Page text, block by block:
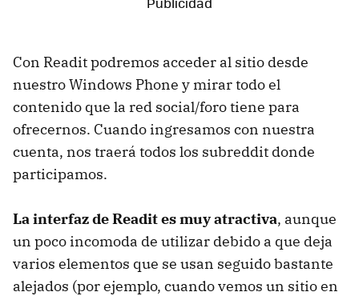
Con Readit podremos acceder al sitio desde
nuestro Windows Phone y mirar todo el
contenido que la red social/foro tiene para
ofrecernos. Cuando ingresamos con nuestra
cuenta, nos traerá todos los subreddit donde
participamos.
La interfaz de Readit es muy atractiva, aunque
un poco incomoda de utilizar debido a que deja
varios elementos que se usan seguido bastante
alejados (por ejemplo, cuando vemos un sitio en